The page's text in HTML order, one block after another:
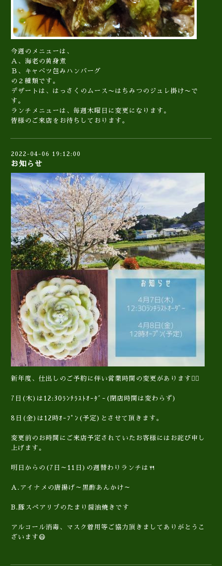
今週のメニューは、
Ａ、海老の黄身煮
Ｂ、キャベツ包みハンバーグ
の２種類です。
デザートは、はっさくのムース〜はちみつのジュレ掛け〜で
す。
ランチメニューは、毎週木曜日に変更になります。
皆様のご来店をお待ちしております。
2022-04-06 19:12:00
お知らせ
新年度、仕出しのご予約に伴い営業時間の変更があります🙇‍♀️
7日(木)は12:30ﾗﾝﾁﾗｽﾄｵｰﾀﾞｰ(閉店時間は変わらず)
8日(金)は12時ｵｰﾌﾟﾝ(予定)とさせて頂きます。
変更前のお時間にご来店予定されていたお客様にはお詫び申し
上げます。
明日からの(7日～11日)の週替わりランチは🍴
A.アイナメの唐揚げ～黒酢あんかけ～
B.豚スペアリブのたまり醤油焼きです
アルコール消毒、マスク着用等ご協力頂きましてありがとうこ
ざいます😷